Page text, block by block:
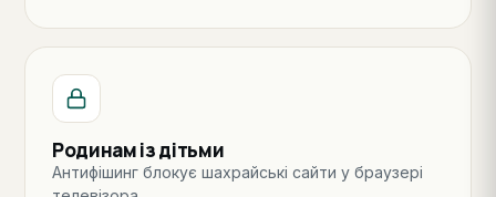
Родинам із дітьми
Антифішинг блокує шахрайські сайти у браузері